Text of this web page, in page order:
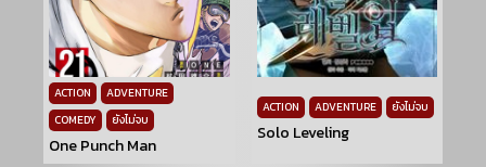
ACTION
ADVENTURE
COMEDY
ยังไม่จบ
One Punch Man
ACTION ADVENTURE ยังไม่จบ
Solo Leveling